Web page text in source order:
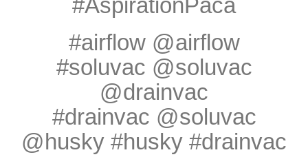
#AspirationPaca
#airflow @airflow
#soluvac @soluvac
@drainvac
#drainvac @soluvac
@husky #husky #drainvac